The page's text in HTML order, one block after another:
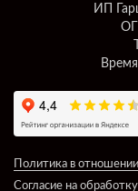
ИП
Политика в
Согласие на